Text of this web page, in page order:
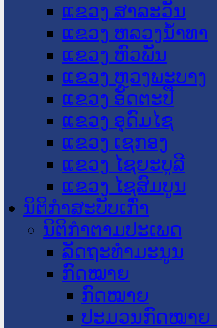
ແຂວງ ສາລະວັນ
ແຂວງ ຫລວງນໍ້າທາ
ແຂວງ ຫົວພັນ
ແຂວງ ຫຼວງພະບາງ
ແຂວງ ອັດຕະປື
ແຂວງ ອຸດົມໄຊ
ແຂວງ ເຊກອງ
ແຂວງ ໄຊຍະບູລີ
ແຂວງ ໄຊສົມບູນ
ນິຕິກໍາສະບັບເກົ່າ
ນິຕິກຳຕາມປະເພດ
ລັດຖະທໍາມະນູນ
ກົດໝາຍ
ກົດໝາຍ
ປະມວນກົດໝາຍ